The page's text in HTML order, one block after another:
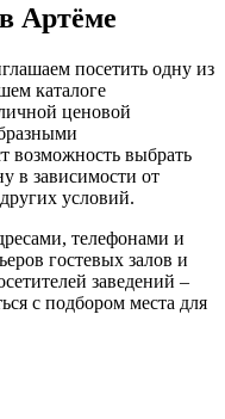
Артёме
посетить одну из
каталоге
ценовой
возможность выбрать
в зависимости от
условий.
телефонами и
гостевых залов и
заведений –
с подбором места для